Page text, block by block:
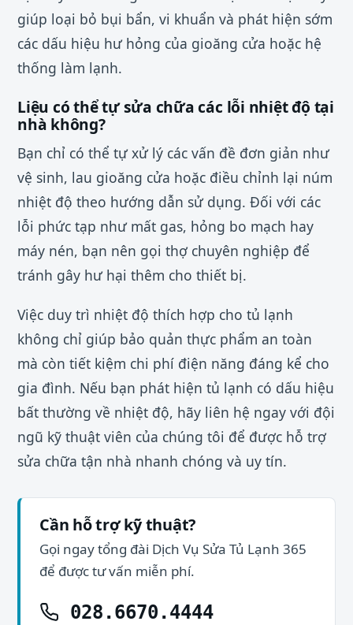
giúp loại bỏ bụi bẩn, vi khuẩn và phát hiện sớm
các dấu hiệu hư hỏng của gioăng cửa hoặc hệ
thống làm lạnh.
Liệu có thể tự sửa chữa các lỗi nhiệt độ tại
nhà không?
Bạn chỉ có thể tự xử lý các vấn đề đơn giản như
vệ sinh, lau gioăng cửa hoặc điều chỉnh lại núm
nhiệt độ theo hướng dẫn sử dụng. Đối với các
lỗi phức tạp như mất gas, hỏng bo mạch hay
máy nén, bạn nên gọi thợ chuyên nghiệp để
tránh gây hư hại thêm cho thiết bị.
Việc duy trì nhiệt độ thích hợp cho tủ lạnh
không chỉ giúp bảo quản thực phẩm an toàn
mà còn tiết kiệm chi phí điện năng đáng kể cho
gia đình. Nếu bạn phát hiện tủ lạnh có dấu hiệu
bất thường về nhiệt độ, hãy liên hệ ngay với đội
ngũ kỹ thuật viên của chúng tôi để được hỗ trợ
sửa chữa tận nhà nhanh chóng và uy tín.
Cần hỗ trợ kỹ thuật?
Gọi ngay tổng đài Dịch Vụ Sửa Tủ Lạnh 365
để được tư vấn miễn phí.
028.6670.4444